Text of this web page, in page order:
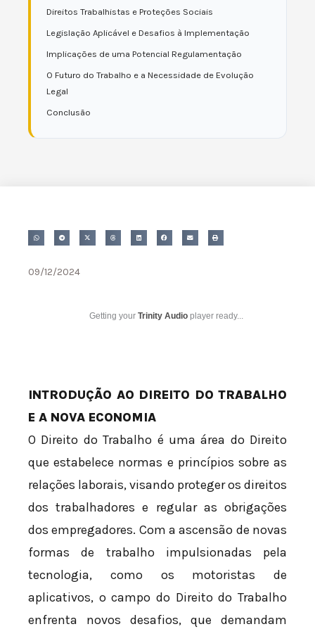
Direitos Trabalhistas e Proteções Sociais
Legislação Aplicável e Desafios à Implementação
Implicações de uma Potencial Regulamentação
O Futuro do Trabalho e a Necessidade de Evolução
Legal
Conclusão
09/12/2024
Getting your Trinity Audio player ready...
INTRODUÇÃO AO DIREITO DO TRABALHO
E A NOVA ECONOMIA
O Direito do Trabalho é uma área do Direito
que estabelece normas e princípios sobre as
relações laborais, visando proteger os direitos
dos trabalhadores e regular as obrigações
dos empregadores. Com a ascensão de novas
formas de trabalho impulsionadas pela
tecnologia, como os motoristas de
aplicativos, o campo do Direito do Trabalho
enfrenta novos desafios, que demandam